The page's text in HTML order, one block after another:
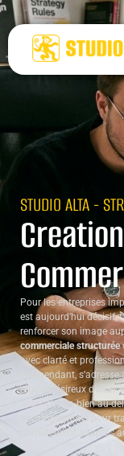
STUDIO ALTA -
Pour les entreprises
est aujourd’hui décisif,
renforcer son image
commerciale structurée
avec clarté et
indépendant,
région désireux d’allier
approche va bien au-
accompagnons pour
parfaitement adaptés